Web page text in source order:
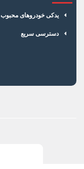
یدکی خودروهای محبوب
دسترسی سریع